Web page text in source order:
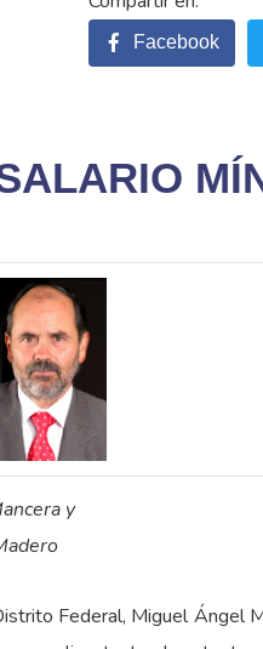
y
Federal, Miguel Ángel
Facebook